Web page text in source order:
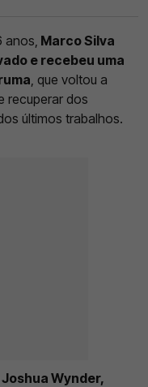
Marco Silva
e recebeu uma
, que voltou a
recuperar dos
últimos trabalhos.
Wynder,